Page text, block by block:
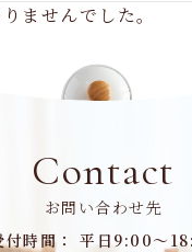
ませんでした。
Contact
お問い合わせ先
付時間： 平日9:00～